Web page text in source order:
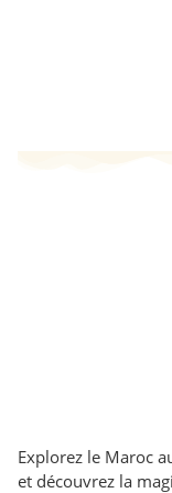
Explorez le Maroc
et découvrez la